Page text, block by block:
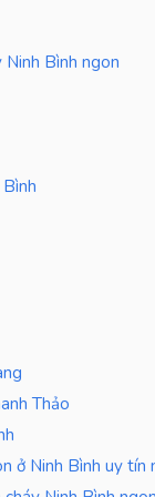
Ninh Bình ngon
Thảo
ở Ninh Bình uy tín